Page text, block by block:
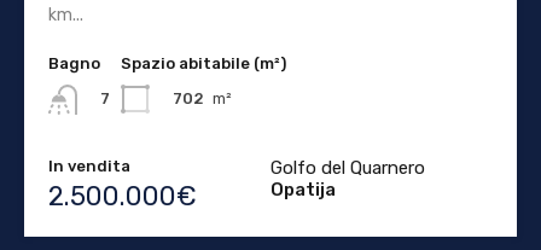
km...
Bagno
7
Spazio abitabile (m²)
702 m²
In vendita
2.500.000€
Golfo del Quarnero
Opatija